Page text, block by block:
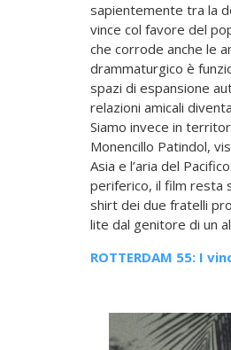
sapientemente tra la
vince col favore del
che corrode anche le
drammaturgico è
spazi di espansione
relazioni amicali
Siamo invece in
Monencillo Patindol,
Asia e l’aria del
periferico, il film resta
shirt dei due fratelli
lite dal genitore di un
ROTTERDAM 55: I